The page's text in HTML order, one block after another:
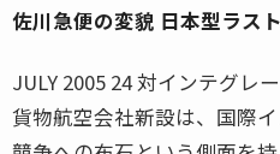
佐川急便の変貌 日本型ラス
JULY 2005 24 対インテグレ
貨物航空会社新設は、国際